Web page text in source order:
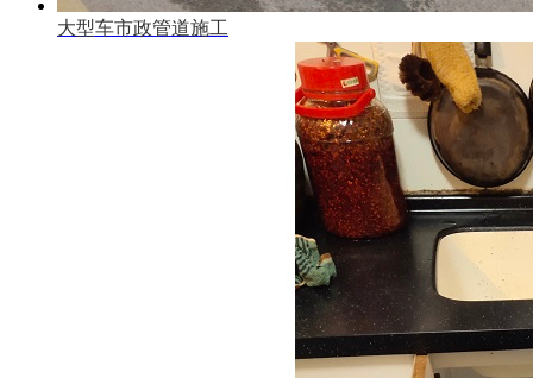
大型车市政管道施工